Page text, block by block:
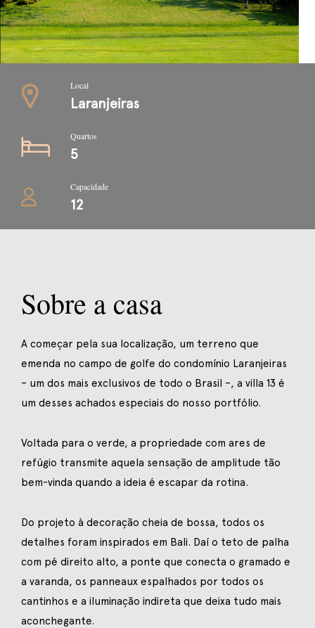
Local
Laranjeiras
Quartos
5
Capacidade
12
Sobre a casa
A começar pela sua localização, um terreno que
emenda no campo de golfe do condomínio Laranjeiras
– um dos mais exclusivos de todo o Brasil –, a villa 13 é
um desses achados especiais do nosso portfólio.
Voltada para o verde, a propriedade com ares de
refúgio transmite aquela sensação de amplitude tão
bem-vinda quando a ideia é escapar da rotina.
Do projeto à decoração cheia de bossa, todos os
detalhes foram inspirados em Bali. Daí o teto de palha
com pé direito alto, a ponte que conecta o gramado e
a varanda, os panneaux espalhados por todos os
cantinhos e a iluminação indireta que deixa tudo mais
aconchegante.